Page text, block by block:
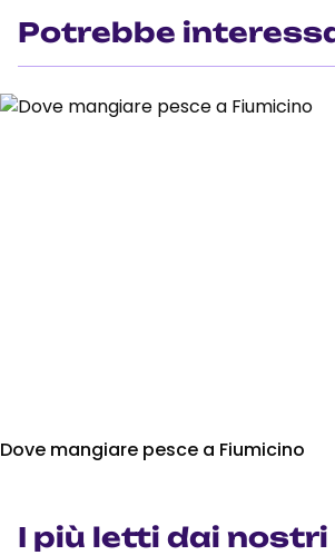
Potrebbe
Dove mangiare pesce a Fiumicino
I più letti dai